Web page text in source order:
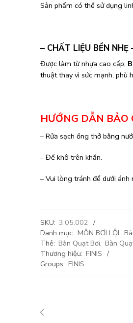
Sản phẩm có thể sử dụng
– CHẤT LIỆU BỀN NHẸ
Được làm từ nhựa cao cấp,
thuật thay vì sức mạnh, phù
HƯỚNG DẪN BẢO
– Rửa sạch ống thở bằng
– Để khô trên khăn.
– Vui lòng tránh để dưới
SKU: 3.05.002
Danh mục: MÔN BƠI LỘI,
Thẻ: Bàn Quạt Bơi, Bàn
Thương hiệu: FINIS
Groups: FINIS